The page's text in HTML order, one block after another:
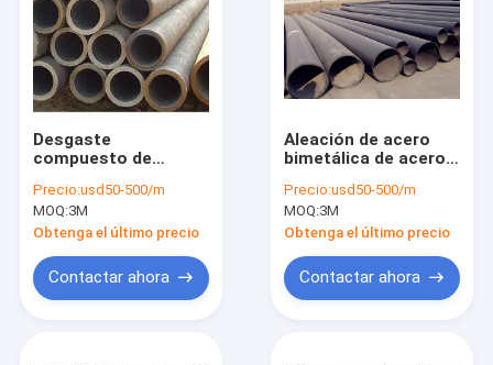
Desgaste
compuesto de
tuberías resistentes
que transportan
tizones de la mezcla
engrasan el
refinamiento del
petróleo
Precio:usd50-500/m
MOQ:3M
Obtenga el último precio
Contactar ahora
Aleación de acero
bimetálica de acero
del tubo alineado del
tubo anti de goma de
la corrosión
Precio:usd50-500/m
MOQ:3M
Obtenga el último precio
Contactar ahora